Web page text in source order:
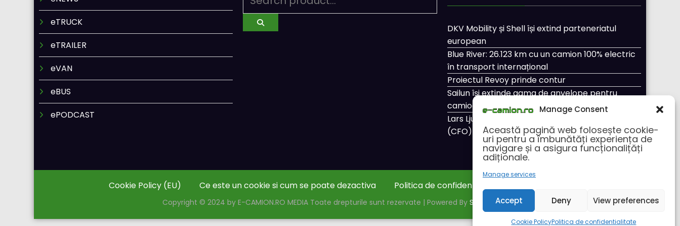
Manage Consent
Această pagină web folosește cookie-
uri pentru a îmbunătăți experiența de
navigare și a asigura funcționalițăți
adiționale.
Manage services
Accept Deny View preferences
Cookie PolicyPolitica de confidentialitate
eTRUCK
eTRAILER
eVAN
eBUS
ePODCAST
DKV Mobility și Shell își extind parteneriatul
european
Blue River: 26.123 km cu un camion 100% electric
în transport internațional
Proiectul Revoy prinde contur
Sailun își extinde gama de anvelope pentru
camioane
Lars Ljungström a fost numit director general
(CFO) pentru cellcentric
Cookie Policy (EU) Ce este un cookie si cum se poate dezactiva Politica de confidentialitate
Copyright © 2024 by E-CAMION.RO MEDIA Toate drepturile sunt rezervate | Powered By SpiceThemes